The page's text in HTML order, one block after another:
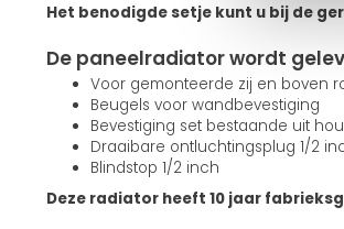
Het benodigde setje kunt u bij de
De paneelradiator wordt
Voor gemonteerde zij en boven
Beugels voor wandbevestiging
Bevestiging set bestaande uit
Draaibare ontluchtingsplug 1/2
Blindstop 1/2 inch
Deze radiator heeft 10 jaar